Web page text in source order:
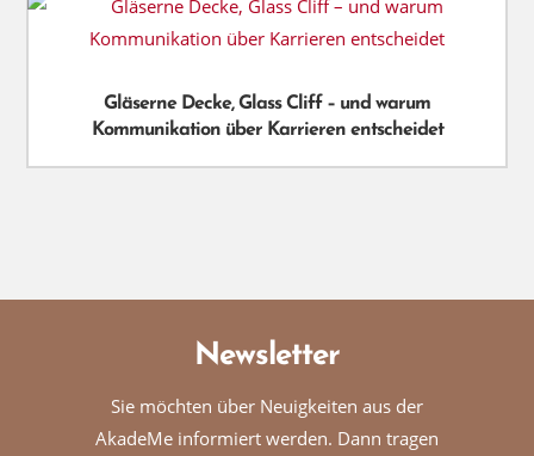
Gläserne Decke, Glass Cliff – und warum
Kommunikation über Karrieren entscheidet
Newsletter
Sie möchten über Neuigkeiten aus der
AkadeMe informiert werden. Dann tragen